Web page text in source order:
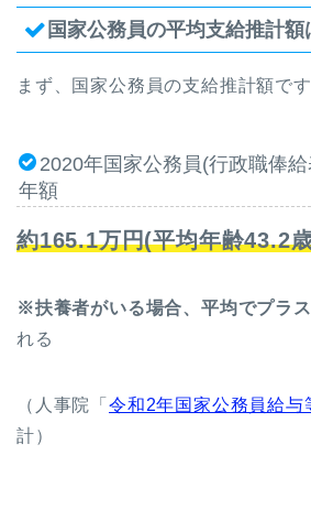
国家公務員の平均支給推計額
まず、国家公務員の支給推計額です
2020年国家公務員(行政職俸
年額
約165.1万円(平均年齢43.2
※扶養者がいる場合、平均でプラ
れる
（人事院「 令和2年国家公務員給与
計）